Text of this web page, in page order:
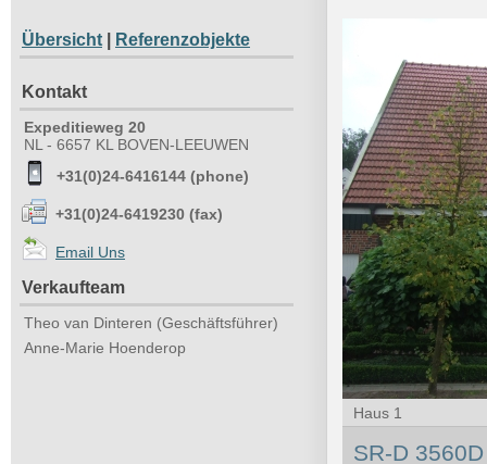
Übersicht Referenzobjekte
Kontakt
Expeditieweg 20
NL - 6657 KL BOVEN-LEEUWEN
+31(0)24-6416144 (phone)
+31(0)24-6419230 (fax)
Email Uns
Verkaufteam
Theo van Dinteren (Geschäftsführer)
Anne-Marie Hoenderop
Haus 1
SR-D 3560D